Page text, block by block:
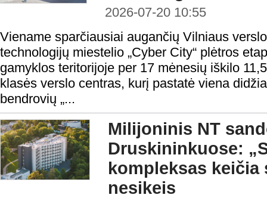
2026-07-20 10:55
Viename sparčiausiai augančių Vilniaus
technologijų miestelio „Cyber City“ plėtros
gamyklos teritorijoje per 17 mėnesių iškilo
klasės verslo centras, kurį pastatė viena
bendrovių „...
Milijoninis NT
Druskininkuose:
kompleksas keičia
nesikeis